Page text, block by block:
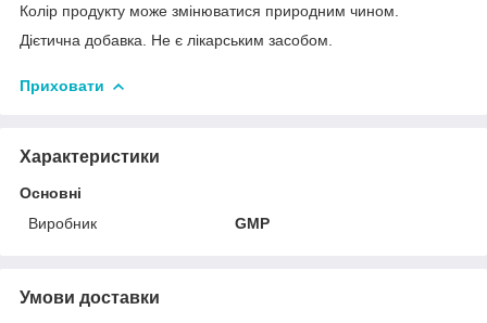
Колір продукту може змінюватися природним чином.
Дієтична добавка. Не є лікарським засобом.
Приховати
Характеристики
Основні
Виробник
GMP
Умови доставки